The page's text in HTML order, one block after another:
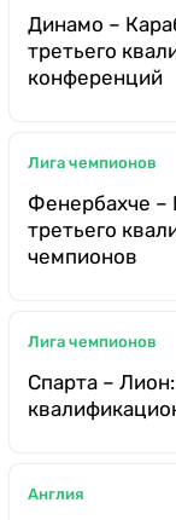
Динамо –
третьего
конференций
Лига чемпионов
Фенербахче –
третьего
чемпионов
Лига чемпионов
Спарта –
Англия